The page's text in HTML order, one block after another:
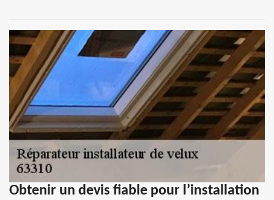
Obtenir un devis fiable pour l’installation